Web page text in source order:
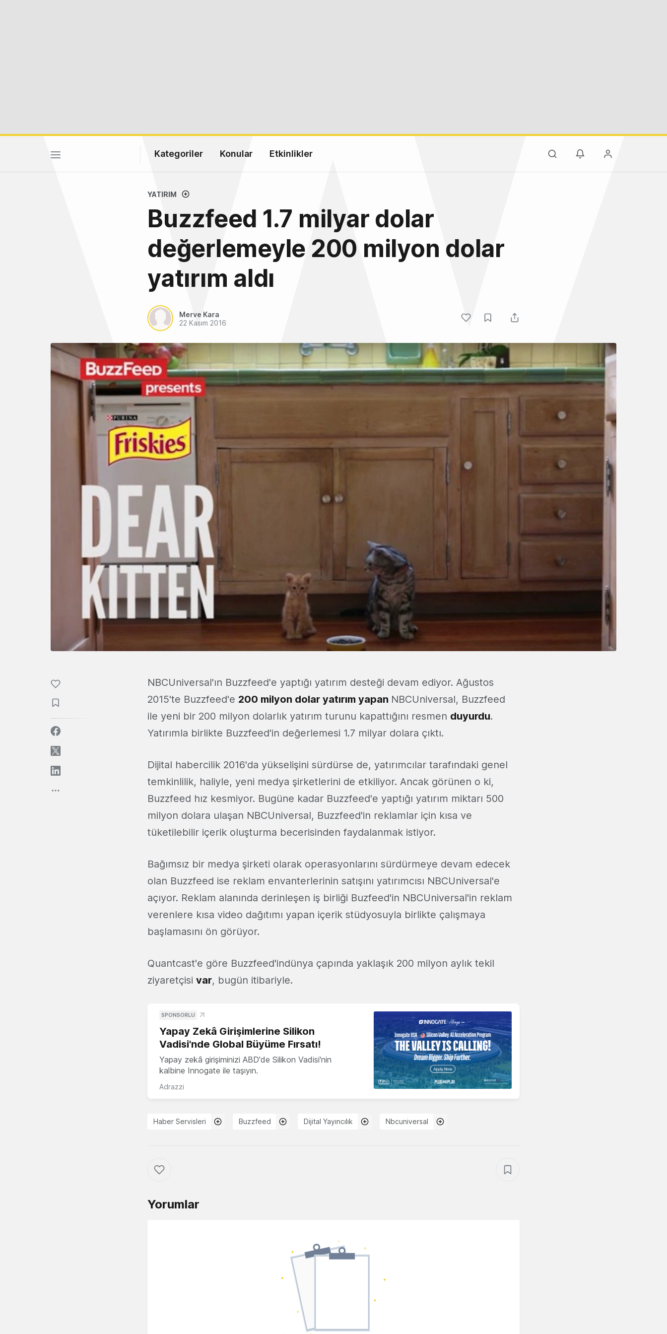
Kategoriler Konular Etkinlikler
YATIRIM
Buzzfeed 1.7 milyar dolar
değerlemeyle 200 milyon dolar
yatırım aldı
Merve Kara
22 Kasım 2016
NBCUniversal'ın Buzzfeed'e yaptığı yatırım desteği devam ediyor. Ağustos
2015'te Buzzfeed'e 200 milyon dolar yatırım yapan NBCUniversal, Buzzfeed
ile yeni bir 200 milyon dolarlık yatırım turunu kapattığını resmen duyurdu.
Yatırımla birlikte Buzzfeed'in değerlemesi 1.7 milyar dolara çıktı.
Dijital habercilik 2016'da yükselişini sürdürse de, yatırımcılar tarafındaki genel
temkinlilik, haliyle, yeni medya şirketlerini de etkiliyor. Ancak görünen o ki,
Buzzfeed hız kesmiyor. Bugüne kadar Buzzfeed'e yaptığı yatırım miktarı 500
milyon dolara ulaşan NBCUniversal, Buzzfeed'in reklamlar için kısa ve
tüketilebilir içerik oluşturma becerisinden faydalanmak istiyor.
Bağımsız bir medya şirketi olarak operasyonlarını sürdürmeye devam edecek
olan Buzzfeed ise reklam envanterlerinin satışını yatırımcısı NBCUniversal'e
açıyor. Reklam alanında derinleşen iş birliği Buzfeed'in NBCUniversal'in reklam
verenlere kısa video dağıtımı yapan içerik stüdyosuyla birlikte çalışmaya
başlamasını ön görüyor.
Quantcast'e göre Buzzfeed'indünya çapında yaklaşık 200 milyon aylık tekil
ziyaretçisi var, bugün itibariyle.
SPONSORLU
Yapay Zekâ Girişimlerine Silikon
Vadisi'nde Global Büyüme Fırsatı!
Yapay zekâ girişiminizi ABD'de Silikon Vadisi'nin
kalbine Innogate ile taşıyın.
Adrazzi
Haber Servisleri Buzzfeed Dijital Yayıncılık Nbcuniversal
Yorumlar